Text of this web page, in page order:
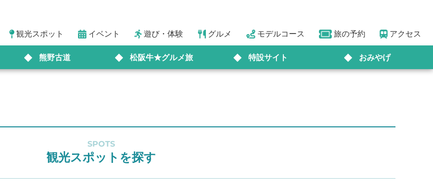
観光スポット イベント 遊び・体験 グルメ モデルコース 旅の予約 アクセス
熊野古道 松阪牛★グルメ旅 特設サイト おみやげ
SPOTS
観光スポットを探す